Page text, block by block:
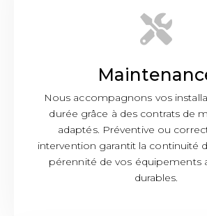
Nous accompagnons vos
durée grâce à des contrats de
adaptés. Préventive ou
intervention garantit la continuité
pérennité de vos équipements
durables.